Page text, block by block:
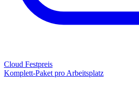
Cloud Festpreis
Komplett-Paket pro Arbeitsplatz